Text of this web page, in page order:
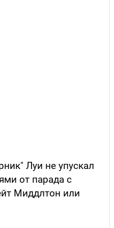
Луи не упускал
от парада с
Миддлтон или